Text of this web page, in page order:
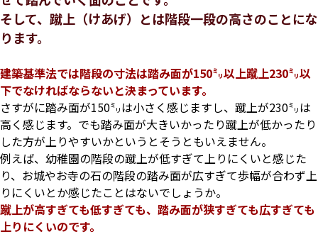
そして、蹴上（けあげ）とは階段一段の高さのことにな
ります。
建築基準法では階段の寸法は踏み面が150㍉以上蹴上230㍉以
下でなければならないと決まっています。
さすがに踏み面が150㍉は小さく感じますし、蹴上が230㍉は
高く感じます。でも踏み面が大きいかったり蹴上が低かったり
した方が上りやすいかというとそうともいえません。
例えば、幼稚園の階段の蹴上が低すぎて上りにくいと感じた
り、お城やお寺の石の階段の踏み面が広すぎて歩幅が合わず上
りにくいとか感じたことはないでしょうか。
蹴上が高すぎても低すぎても、踏み面が狭すぎても広すぎても
上りにくいのです。